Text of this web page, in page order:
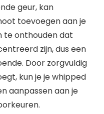
geur, kan
toevoegen aan je
te onthouden dat
zijn, dus een
Door zorgvuldig
kun je je whipped
aanpassen aan je